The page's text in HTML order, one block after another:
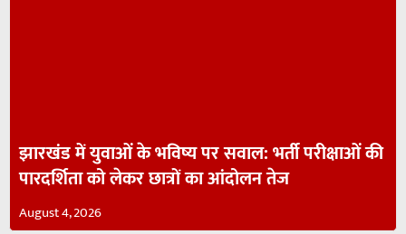
झारखंड में युवाओं के भविष्य पर सवाल: भर्ती परीक्षाओं की
पारदर्शिता को लेकर छात्रों का आंदोलन तेज
August 4, 2026